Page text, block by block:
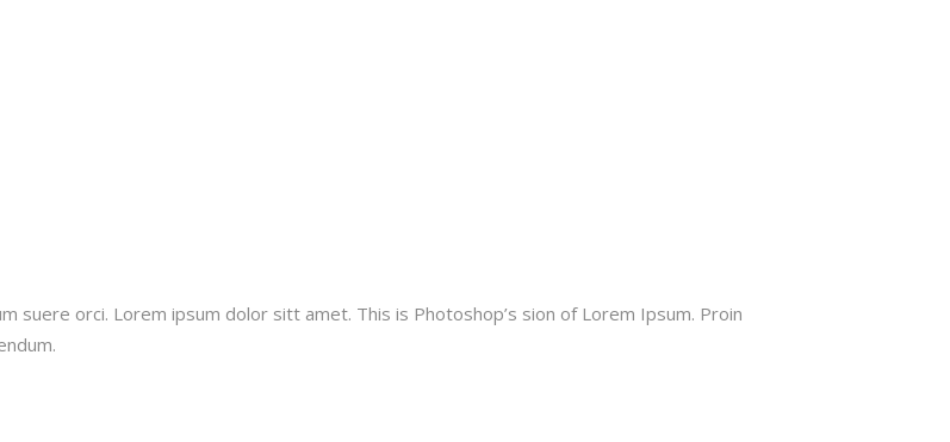
suere orci. Lorem ipsum dolor sitt amet. This is Photoshop’s sion of Lorem Ipsum. Proin